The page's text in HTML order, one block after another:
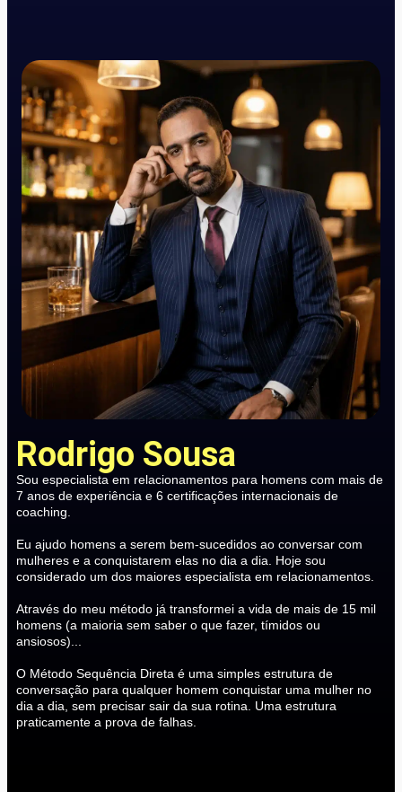
Rodrigo Sousa
Sou especialista em relacionamentos para homens com mais de
7 anos de experiência e 6 certificações internacionais de
coaching.
Eu ajudo homens a serem bem-sucedidos ao conversar com
mulheres e a conquistarem elas no dia a dia. Hoje sou
considerado um dos maiores especialista em relacionamentos.
Através do meu método já transformei a vida de mais de 15 mil
homens (a maioria sem saber o que fazer, tímidos ou
ansiosos)...
O Método Sequência Direta é uma simples estrutura de
conversação para qualquer homem conquistar uma mulher no
dia a dia, sem precisar sair da sua rotina. Uma estrutura
praticamente a prova de falhas.